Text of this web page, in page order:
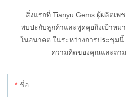
สิ่งแรกที่ Tianyu Gems ผู้ผลิตเพ
พบปะกับลูกค้าและพูดคุยถึงเป้าหม
ในอนาคต ในระหว่างการประชุมนี้
ความคิดของคุณและถา
ชื่อ